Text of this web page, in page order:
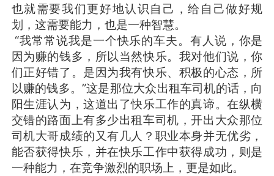
也就需要我们更好地认识自己，给自己做好规
划，这需要能力，也是一种智慧。
“我常常说我是一个快乐的车夫。有人说，你是
因为赚的钱多，所以当然快乐。我对他们说，你
们正好错了。是因为我有快乐、积极的心态，所
以赚的钱多。”这是那位大众出租车司机的话，向
阳生涯认为，这道出了快乐工作的真谛。在纵横
交错的路面上有多少出租车司机，开出大众那位
司机大哥成绩的又有几人？职业本身并无优劣，
能否获得快乐，并在快乐工作中获得成功，则是
一种能力，在竞争激烈的职场上，更是如此。